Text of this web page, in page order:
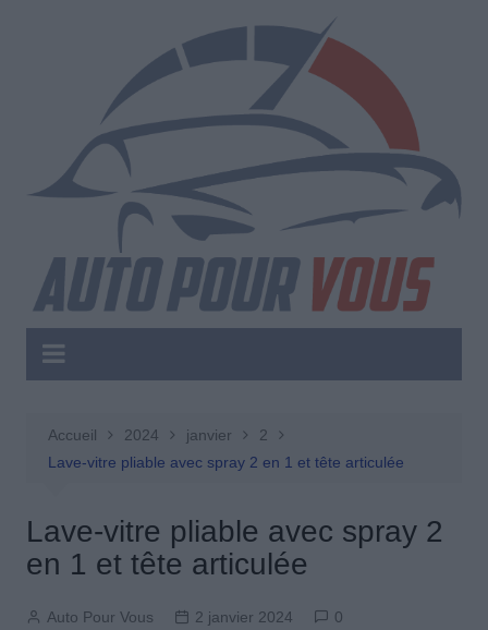
Accueil 2024 janvier
2
Lave-vitre pliable avec spray 2 en 1 et tête articulée
Lave-vitre pliable avec spray 2
en 1 et tête articulée
Auto Pour Vous 2 janvier 2024
0